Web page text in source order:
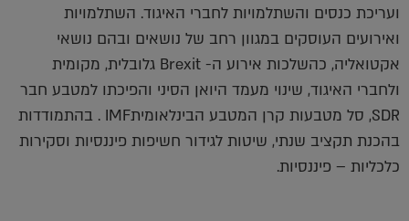
ועריכת כנסים והשתלמויות לחברי האיגוד. השתלמויות
ואירועים העוסקים במגוון רחב של נושאים ובהם נושאי
אקטואליה, כהשלכות אירוע ה- Brexit גלובלית, מקומית
ולחברי האיגוד, שינוי מעמד היואן הסיני והפיכתו למטבע חבר
SDR, סל מטבעות קרן המטבע הבינלאומיתIMF . בהתמודדות
בהכנת תקציב שנתי, שיטות לגידור חשיפות פיננסיות וסקירות
כלכליות – פיננסיות.